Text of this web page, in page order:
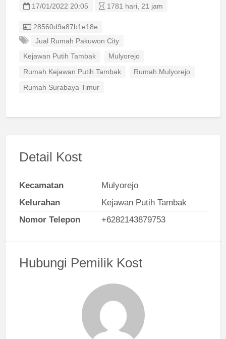
17/01/2022 20:05 1781 hari, 21 jam
Listing ID
28560d9a87b1e18e
Jual Rumah Pakuwon City
Kejawan Putih Tambak Mulyorejo
Rumah Kejawan Putih Tambak Rumah Mulyorejo
Rumah Surabaya Timur
Detail Kost
Kecamatan
Mulyorejo
Kelurahan
Kejawan Putih Tambak
Nomor Telepon
+6282143879753
Hubungi Pemilik Kost